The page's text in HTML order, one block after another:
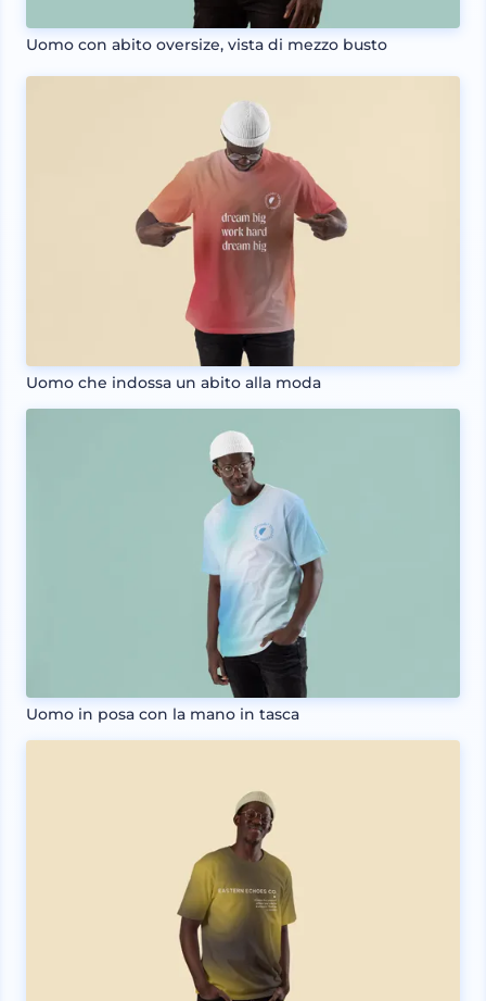
Uomo con abito oversize, vista di mezzo busto
Uomo che indossa un abito alla moda
Uomo in posa con la mano in tasca